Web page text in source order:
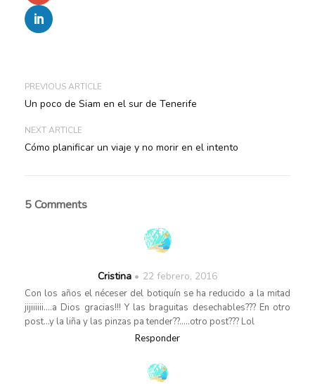
PREVIOUS ARTICLE
Un poco de Siam en el sur de Tenerife
NEXT ARTICLE
Cómo planificar un viaje y no morir en el intento
5 Comments
Cristina 22 febrero, 2016
Con los años el néceser del botiquín se ha reducido a la mitad
jijiiiiii….a Dios gracias!!! Y las braguitas desechables??? En otro
post…y la liña y las pinzas pa tender??…..otro post??? Lol
Responder